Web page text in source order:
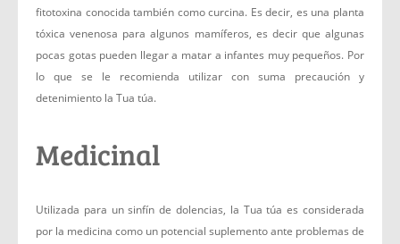
fitotoxina conocida también como curcina. Es decir, es una planta
tóxica venenosa para algunos mamíferos, es decir que algunas
pocas gotas pueden llegar a matar a infantes muy pequeños. Por
lo que se le recomienda utilizar con suma precaución y
detenimiento la Tua túa.
Medicinal
Utilizada para un sinfín de dolencias, la Tua túa es considerada
por la medicina como un potencial suplemento ante problemas de